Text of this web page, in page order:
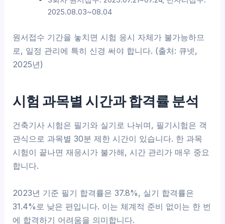
2025.08.03~08.04
원서접수 기간을 놓치면 시험 응시 자체가 불가능하므
로, 일정 관리에 특히 신경 써야 합니다. (출처: 큐넷,
2025년)
시험 과목별 시간과 합격률 분석
건축기사 시험은 필기와 실기로 나뉘며, 필기시험은 객
관식으로 과목별 30분 제한 시간이 있습니다. 한 과목
시험이 끝나면 재응시가 불가해, 시간 관리가 매우 중요
합니다.
2023년 기준 필기 합격률은 37.8%, 실기 합격률은
31.4%로 낮은 편입니다. 이는 체계적 준비 없이는 한 번
에 합격하기 어려움을 의미합니다.